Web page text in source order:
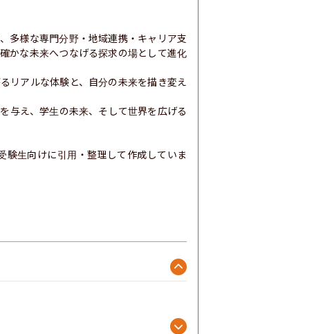
多様な専門分野・地域連携・キャリア支
かな未来へつなげる探求の場として進化
リアルな体験と、自分の未来を描き変え
与え、学生の未来、そして世界を広げる
生向けに引用・整理して作成していま